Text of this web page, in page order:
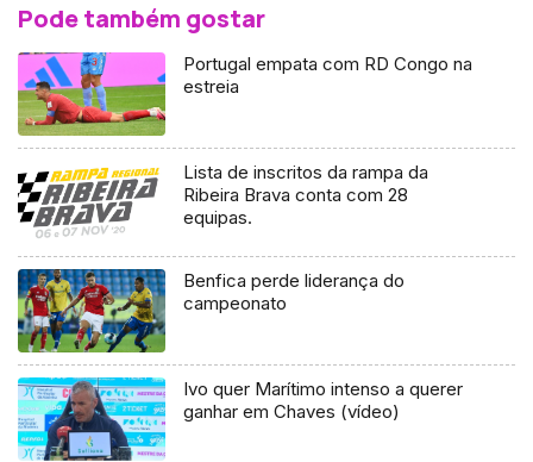
Pode também gostar
Portugal empata com RD Congo na
estreia
Lista de inscritos da rampa da
Ribeira Brava conta com 28
equipas.
Benfica perde liderança do
campeonato
Ivo quer Marítimo intenso a querer
ganhar em Chaves (vídeo)